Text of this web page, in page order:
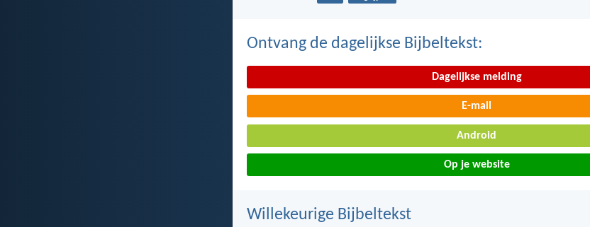
Ontvang de dagelijkse Bijbeltekst:
Dagelijkse melding
E-mail
Android
Op je website
Willekeurige Bijbeltekst